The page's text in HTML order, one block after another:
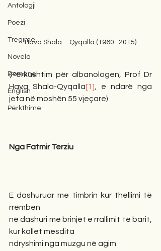
Antologji
Poezi
Tregime
Novela
Romane
English
Përkthime
Hava Shala – Qyqalla (1960 -2015)
(Përkushtim për albanologen, Prof Dr
Hava Shala-Qyqalla[1] , e ndarë nga
jeta në moshën 55 vjeçare)
Nga Fatmir Terziu
E dashuruar me timbrin kur thellimi të
rrëmben
në dashuri me brinjët e rrallimit të barit,
kur kallet mesdita
ndryshimi nga muzgu në agim